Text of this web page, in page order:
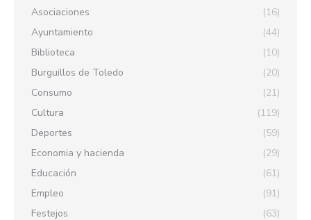
Asociaciones
(16)
Ayuntamiento
(44)
Biblioteca
(10)
Burguillos de Toledo
(20)
Consumo
(21)
Cultura
(119)
Deportes
(59)
Economia y hacienda
(29)
Educación
(61)
Empleo
(91)
Festejos
(63)